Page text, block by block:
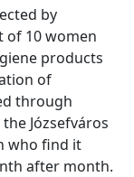
by
of 10 women
products
of
through
Józsefváros
who find it
after month.